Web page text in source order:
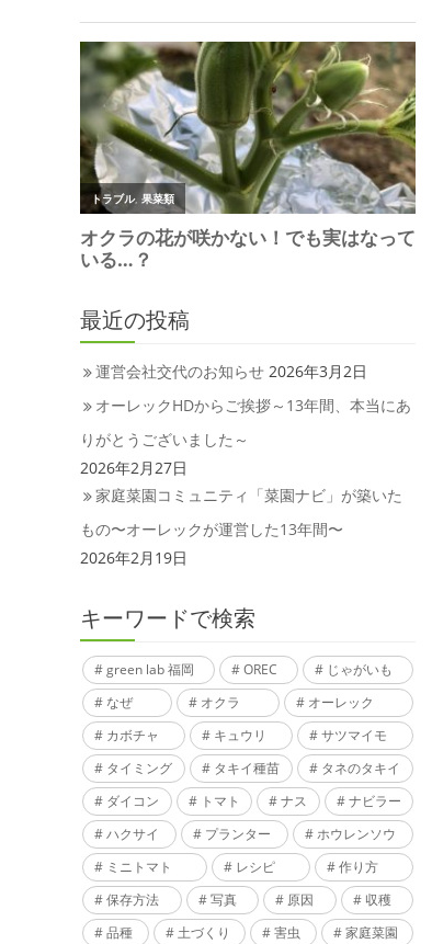
最近の投稿
運営会社交代のお知らせ 2026年3月2日
オーレックHDからご挨拶～13年間、本当にあ
りがとうございました～
2026年2月27日
家庭菜園コミュニティ「菜園ナビ」が築いた
もの〜オーレックが運営した13年間〜
2026年2月19日
キーワードで検索
green lab 福岡 OREC
じゃがいも
なぜ
オクラ
オーレック
カボチャ
キュウリ
サツマイモ
タイミング
タキイ種苗
タネのタキイ
ダイコン
トマト ナス
ナビラー
ハクサイ
プランター
ホウレンソウ
ミニトマト
レシピ
作り方
保存方法
写真 原因
収穫
品種
土づくり 害虫
家庭菜園